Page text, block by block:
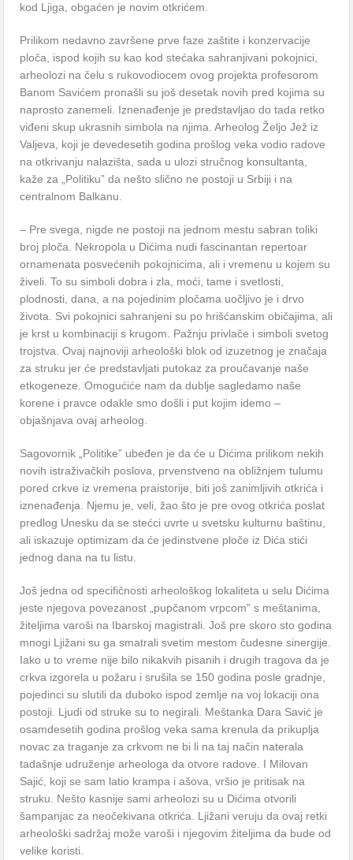
kod Ljiga, obgaćen je novim otkrićem.
Prilikom nedavno završene prve faze zaštite i konzervacije
ploča, ispod kojih su kao kod stećaka sahranjivani pokojnici,
arheolozi na čelu s rukovodiocem ovog projekta profesorom
Banom Savićem pronašli su još desetak novih pred kojima su
naprosto zanemeli. Iznenađenje je predstavljao do tada retko
viđeni skup ukrasnih simbola na njima. Arheolog Željo Jež iz
Valjeva, koji je devedesetih godina prošlog veka vodio radove
na otkrivanju nalazišta, sada u ulozi stručnog konsultanta,
kaže za „Politiku” da nešto slično ne postoji u Srbiji i na
centralnom Balkanu.
– Pre svega, nigde ne postoji na jednom mestu sabran toliki
broj ploča. Nekropola u Dićima nudi fascinantan repertoar
ornamenata posvećenih pokojnicima, ali i vremenu u kojem su
živeli. To su simboli dobra i zla, moći, tame i svetlosti,
plodnosti, dana, a na pojedinim pločama uočljivo je i drvo
života. Svi pokojnici sahranjeni su po hrišćanskim običajima, ali
je krst u kombinaciji s krugom. Pažnju privlače i simboli svetog
trojstva. Ovaj najnoviji arheološki blok od izuzetnog je značaja
za struku jer će predstavljati putokaz za proučavanje naše
etkogeneze. Omogućiće nam da dublje sagledamo naše
korene i pravce odakle smo došli i put kojim idemo –
objašnjava ovaj arheolog.
Sagovornik „Politike” ubeđen je da će u Dićima prilikom nekih
novih istraživačkih poslova, prvenstveno na obližnjem tulumu
pored crkve iz vremena praistorije, biti još zanimljivih otkrića i
iznenađenja. Njemu je, veli, žao što je pre ovog otkrića poslat
predlog Unesku da se stećci uvrte u svetsku kulturnu baštinu,
ali iskazuje optimizam da će jedinstvene ploče iz Dića stići
jednog dana na tu listu.
Još jedna od specifičnosti arheološkog lokaliteta u selu Dićima
jeste njegova povezanost „pupčanom vrpcom” s meštanima,
žiteljima varoši na Ibarskoj magistrali. Još pre skoro sto godina
mnogi Ljižani su ga smatrali svetim mestom čudesne sinergije.
Iako u to vreme nije bilo nikakvih pisanih i drugih tragova da je
crkva izgorela u požaru i srušila se 150 godina posle gradnje,
pojedinci su slutili da duboko ispod zemlje na voj lokaciji ona
postoji. Ljudi od struke su to negirali. Meštanka Dara Savić je
osamdesetih godina prošlog veka sama krenula da prikuplja
novac za traganje za crkvom ne bi li na taj način naterala
tadašnje udruženje arheologa da otvore radove. I Milovan
Sajić, koji se sam latio krampa i ašova, vršio je pritisak na
struku. Nešto kasnije sami arheolozi su u Dićima otvorili
šampanjac za neočekivana otkrića. Ljižani veruju da ovaj retki
arheološki sadržaj može varoši i njegovim žiteljima da bude od
velike koristi.